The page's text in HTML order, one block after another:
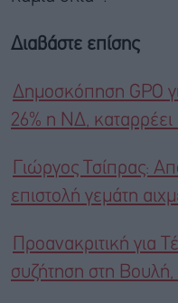
Διαβάστε επίσης
Δημοσκόπηση GPO
26% η ΝΔ,
Γιώργος Τσίπρας:
επιστολή γεμάτη
Προανακριτική για
συζήτηση στη Βουλή,